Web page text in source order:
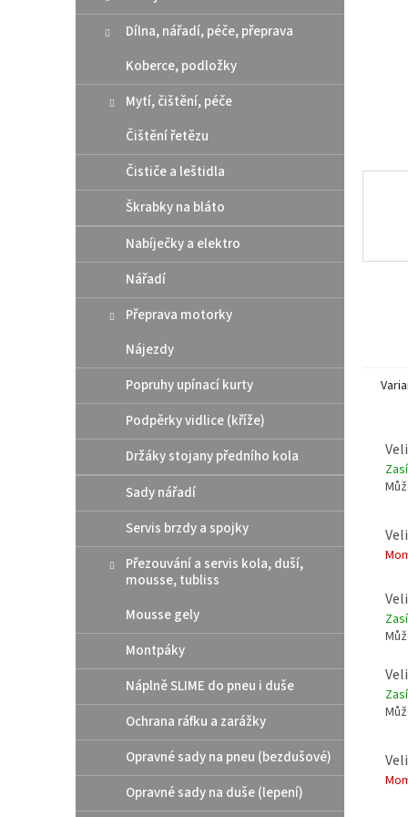
Dílna, nářadí, péče, přeprava
Koberce, podložky
Mytí, čištění, péče
Čištění řetězu
Čističe a leštidla
Škrabky na bláto
Nabíječky a elektro
Nářadí
Přeprava motorky
Nájezdy
Popruhy upínací kurty
Podpěrky vidlice (kříže)
Držáky stojany předního kola
Sady nářadí
Servis brzdy a spojky
Přezouvání a servis kola, duší,
mousse, tubliss
Mousse gely
Montpáky
Náplně SLIME do pneu i duše
Ochrana ráfku a zarážky
Opravné sady na pneu (bezdušové)
Opravné sady na duše (lepení)